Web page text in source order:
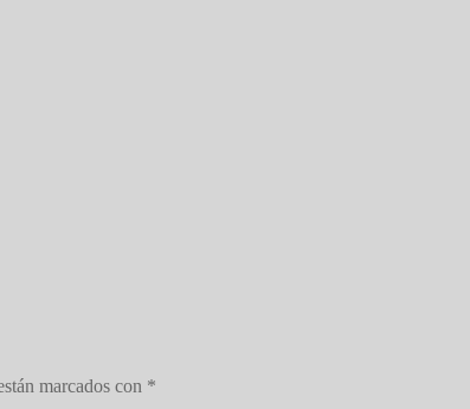
marcados con *